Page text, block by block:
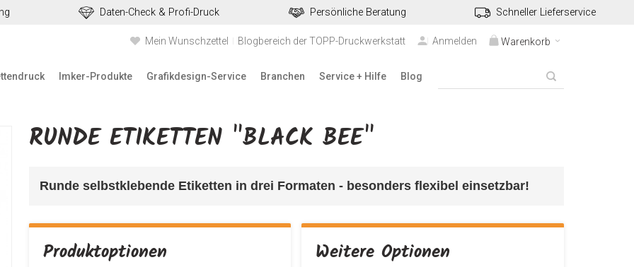
Daten-Check & Profi-Druck Persönliche Beratung Schneller Lieferservice
Warenkorb
Mein Wunschzettel Blogbereich der TOPP-Druckwerkstatt Anmelden
Imker-Produkte Grafikdesign-Service Branchen Service + Hilfe Blog
RUNDE ETIKETTEN "BLACK BEE"
Runde selbstklebende Etiketten in drei Formaten - besonders flexibel einsetzbar!
Produktoptionen Weitere Optionen